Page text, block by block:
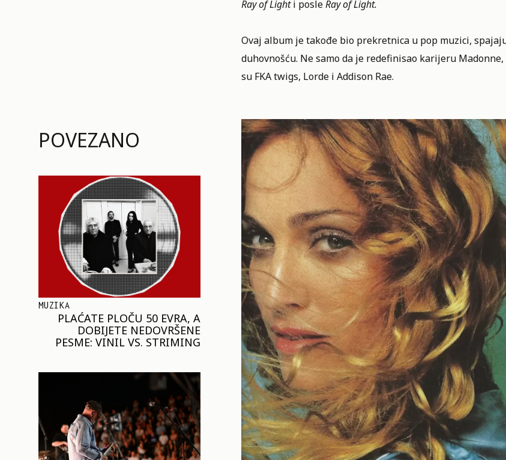
POVEZANO
MUZIKA
PLAĆATE PLOČU 50 EVRA, A
DOBIJETE NEDOVRŠENE
PESME: VINIL VS. STRIMING
Ray of Lighti posleRay of Light.
Ovaj album je takođe bio prekretnica u pop muzici,
duhovnošću. Ne samo da je redefinisao karijeru
su FKA twigs, Lorde i Addison Rae.